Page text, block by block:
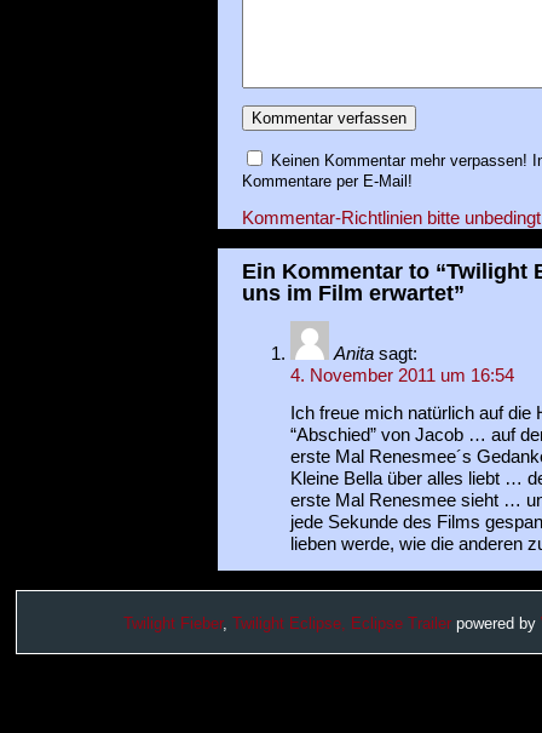
Keinen Kommentar mehr verpassen!
Kommentare per E-Mail!
Kommentar-Richtlinien bitte
Ein Kommentar to “Twilight
uns im Film erwartet”
Anita sagt:
4. November 2011 um 16:54
Ich freue mich natürlich auf
“Abschied” von Jacob … auf
erste Mal Renesmee´s
Kleine Bella über alles liebt …
erste Mal Renesmee sieht …
jede Sekunde des Films
lieben werde, wie die anderen
Twilight Fieber, Twilight Eclipse, Eclipse Trailer powered by